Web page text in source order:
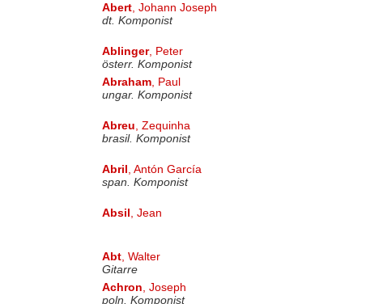
Abert, Johann Joseph
dt. Komponist
Ablinger, Peter
österr. Komponist
Abraham, Paul
ungar. Komponist
Abreu, Zequinha
brasil. Komponist
Abril, Antón García
span. Komponist
Absil, Jean
Abt, Walter
Gitarre
Achron, Joseph
poln. Komponist